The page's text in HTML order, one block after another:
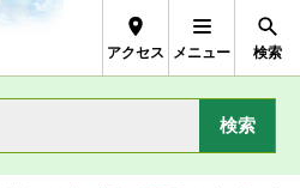
Prefecture
アクセス メニュー 検索